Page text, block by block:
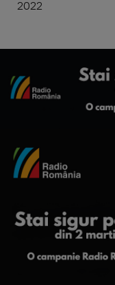
2022